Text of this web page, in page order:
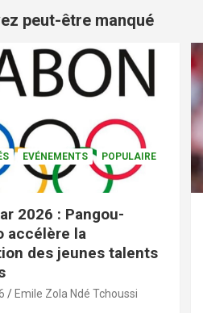
peut-être manqué
EVÉNEMENTS
POPULAIRE
2026 : Pangou-
accélère la
des jeunes talents
Emile Zola Ndé Tchoussi